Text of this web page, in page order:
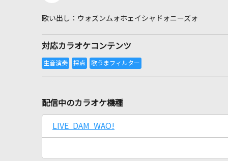
ウォズンムォホェイシャドォニーズォ
対応カラオケコンテンツ
配信中のカラオケ機種
LIVE DAM WAO!